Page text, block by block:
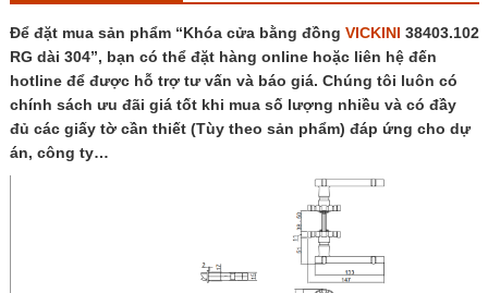
Để đặt mua sản phẩm “Khóa cửa bằng đồng VICKINI 38403.102
RG dài 304”, bạn có thể đặt hàng online hoặc liên hệ đến
hotline để được hỗ trợ tư vấn và báo giá. Chúng tôi luôn có
chính sách ưu đãi giá tốt khi mua số lượng nhiều và có đầy
đủ các giấy tờ cần thiết (Tùy theo sản phẩm) đáp ứng cho dự
án, công ty…